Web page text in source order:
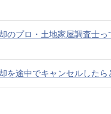
のプロ・土地家屋調査士っ
を途中でキャンセルしたら